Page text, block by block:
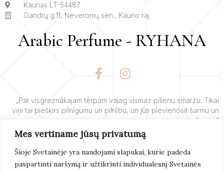
Mes vertiname jūsų privatumą
Šioje Svetainėje yra naudojami slapukai, kurie padeda
paspartinti naršymą ir užtikrinti individualesnį Svetainės
Kaunas LT-54487
Gandrų g.11, Neveronių sen., Kauno raj
Arabic Perfume - RYHANA
F
a
e
b
o
k
-
I
n
t
a
g
r
a
m
„Pat visgreznākajam tērpam vajag vismaz pilienu smaržu. Tikai
viņi tai piešķirs pilnīgumu un pilnību, un jūs pievienosit šarmu un
šarmu.“